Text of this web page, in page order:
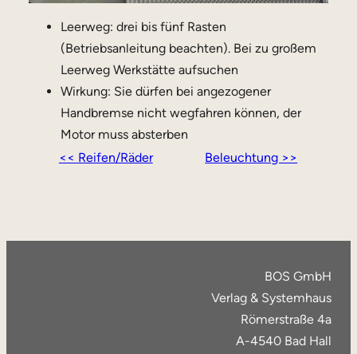
Leerweg: drei bis fünf Rasten
(Betriebsanleitung beachten). Bei zu großem
Leerweg Werkstätte aufsuchen
Wirkung: Sie dürfen bei angezogener
Handbremse nicht wegfahren können, der
Motor muss absterben
<< Reifen/Räder
Beleuchtung >>
BOS GmbH
Verlag & Systemhaus
Römerstraße 4a
A-4540 Bad Hall